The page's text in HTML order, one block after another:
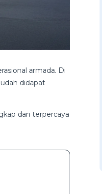
armada. Di
didapat
dan terpercaya